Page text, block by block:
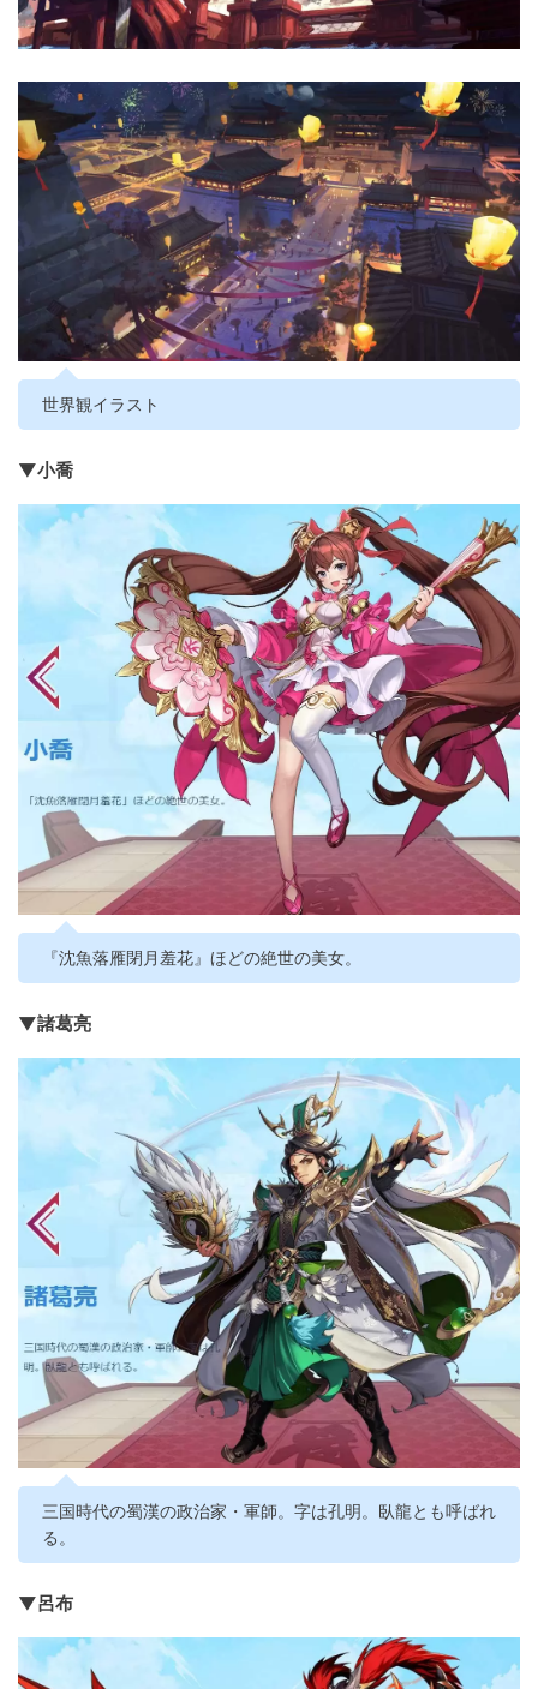
世界観イラスト
▼小喬
『沈魚落雁閉月羞花』ほどの絶世の美女。
▼諸葛亮
三国時代の蜀漢の政治家・軍師。字は孔明。臥龍とも呼ばれ
る。
▼呂布